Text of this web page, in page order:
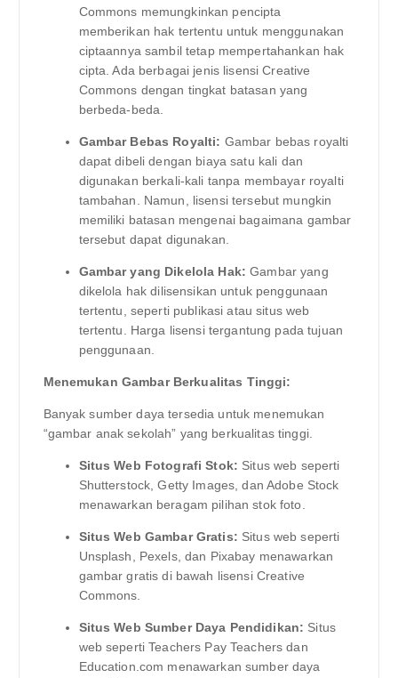
Commons memungkinkan pencipta
memberikan hak tertentu untuk menggunakan
ciptaannya sambil tetap mempertahankan hak
cipta. Ada berbagai jenis lisensi Creative
Commons dengan tingkat batasan yang
berbeda-beda.
Gambar Bebas Royalti: Gambar bebas royalti
dapat dibeli dengan biaya satu kali dan
digunakan berkali-kali tanpa membayar royalti
tambahan. Namun, lisensi tersebut mungkin
memiliki batasan mengenai bagaimana gambar
tersebut dapat digunakan.
Gambar yang Dikelola Hak: Gambar yang
dikelola hak dilisensikan untuk penggunaan
tertentu, seperti publikasi atau situs web
tertentu. Harga lisensi tergantung pada tujuan
penggunaan.
Menemukan Gambar Berkualitas Tinggi:
Banyak sumber daya tersedia untuk menemukan
“gambar anak sekolah” yang berkualitas tinggi.
Situs Web Fotografi Stok: Situs web seperti
Shutterstock, Getty Images, dan Adobe Stock
menawarkan beragam pilihan stok foto.
Situs Web Gambar Gratis: Situs web seperti
Unsplash, Pexels, dan Pixabay menawarkan
gambar gratis di bawah lisensi Creative
Commons.
Situs Web Sumber Daya Pendidikan: Situs
web seperti Teachers Pay Teachers dan
Education.com menawarkan sumber daya